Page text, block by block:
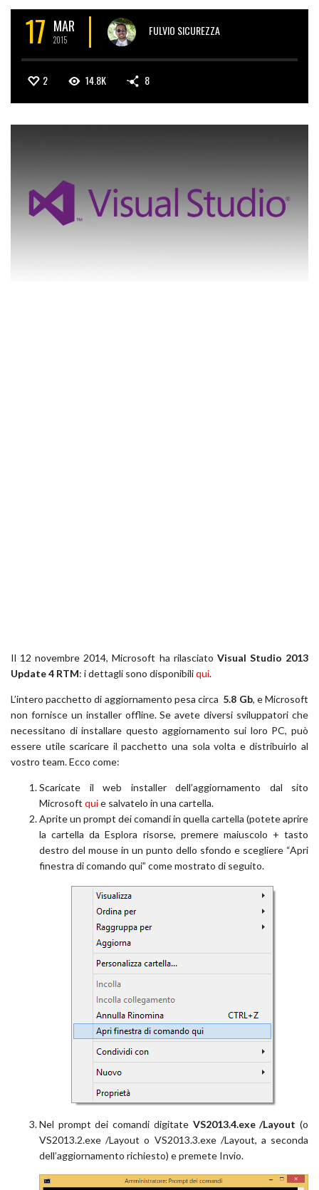
17 MAR
2015
FULVIO SICUREZZA
2 14.8K 8
Il 12 novembre 2014, Microsoft ha rilasciato Visual Studio 2013
Update 4 RTM: i dettagli sono disponibiliqui.
L’intero pacchetto di aggiornamento pesa circa 5.8 Gb, e Microsoft
non fornisce un installer offline. Se avete diversi sviluppatori che
necessitano di installare questo aggiornamento sui loro PC, può
essere utile scaricare il pacchetto una sola volta e distribuirlo al
vostro team. Ecco come:
Scaricate il web installer dell’aggiornamento dal sito
Microsoft quie salvatelo in una cartella.
Aprite un prompt dei comandi in quella cartella (potete aprire
la cartella da Esplora risorse, premere maiuscolo + tasto
destro del mouse in un punto dello sfondo e scegliere “Apri
finestra di comando qui” come mostrato di seguito.
Nel prompt dei comandi digitate VS2013.4.exe /Layout(o
VS2013.2.exe /Layout o VS2013.3.exe /Layout, a seconda
dell’aggiornamento richiesto) e premete Invio.